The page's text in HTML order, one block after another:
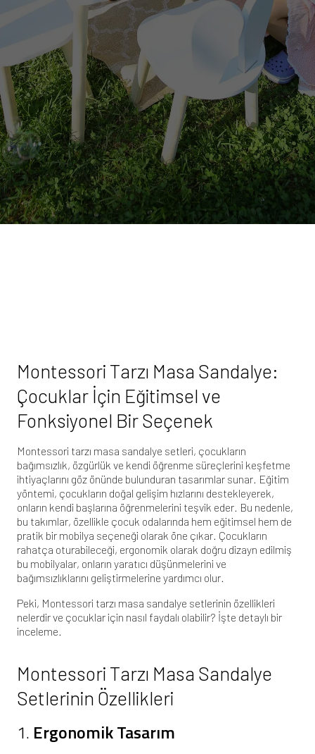
Montessori Tarzı Masa Sandalye:
Çocuklar İçin Eğitimsel ve
Fonksiyonel Bir Seçenek
Montessori tarzı masa sandalye setleri, çocukların
bağımsızlık, özgürlük ve kendi öğrenme süreçlerini keşfetme
ihtiyaçlarını göz önünde bulunduran tasarımlar sunar. Eğitim
yöntemi, çocukların doğal gelişim hızlarını destekleyerek,
onların kendi başlarına öğrenmelerini teşvik eder. Bu nedenle,
bu takımlar, özellikle çocuk odalarında hem eğitimsel hem de
pratik bir mobilya seçeneği olarak öne çıkar. Çocukların
rahatça oturabileceği, ergonomik olarak doğru dizayn edilmiş
bu mobilyalar, onların yaratıcı düşünmelerini ve
bağımsızlıklarını geliştirmelerine yardımcı olur.
Peki, Montessori tarzı masa sandalye setlerinin özellikleri
nelerdir ve çocuklar için nasıl faydalı olabilir? İşte detaylı bir
inceleme.
Montessori Tarzı Masa Sandalye
Setlerinin Özellikleri
1. Ergonomik Tasarım